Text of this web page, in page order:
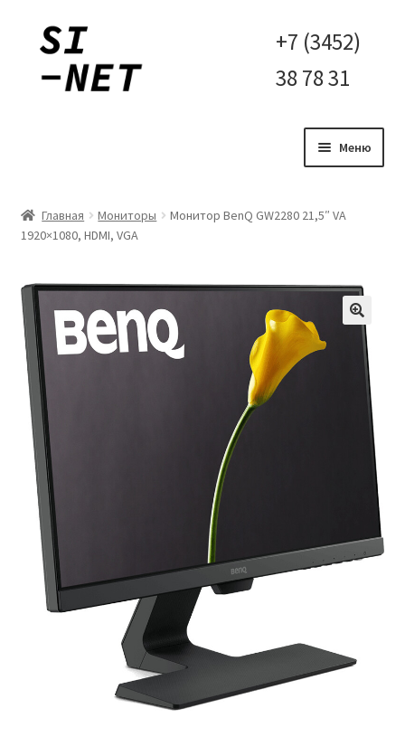
Перейти
навигации
Перейти
содержимому
+7 (3452)
38 78 31
Меню
Контакты
Корзина
Мой аккаунт
Оплата и доставка
Оформление заказа
Главная Мониторы
Монитор BenQ GW2280 21,5″ VA
1920×1080, HDMI, VGA